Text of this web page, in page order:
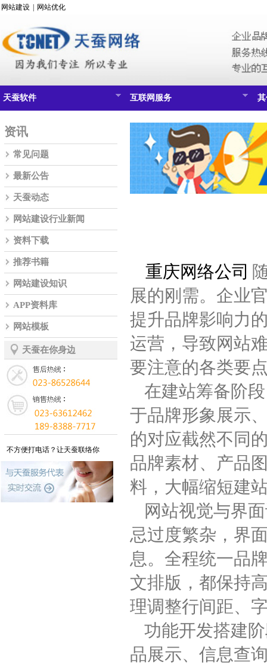
网站建设 网站优化
天蚕软件 互联网服务
资讯
常见问题
最新公告
天蚕动态
网站建设行业新闻
资料下载
推荐书籍
网站建设知识
APP资料库
网站模板
天蚕在你身边
不方便打电话？让天蚕联络你
重庆网络公司
展的刚需。企业
提升品牌影响力
运营，导致网站
要注意的各类要
在建站筹备阶
于品牌形象展示
的对应截然不同
品牌素材、产品
料，大幅缩短建
网站视觉与界
忌过度繁杂，界
息。全程统一品
文排版，都保持
理调整行间距、
功能开发搭建
品展示、信息查